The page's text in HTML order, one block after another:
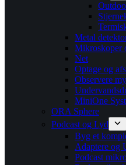
Metal
Mikroskoper
Net
Optage og
Observere
MiniOne
ORA Sphere
Podcast og Lyd
Byg et
Adaptere og
Podcast